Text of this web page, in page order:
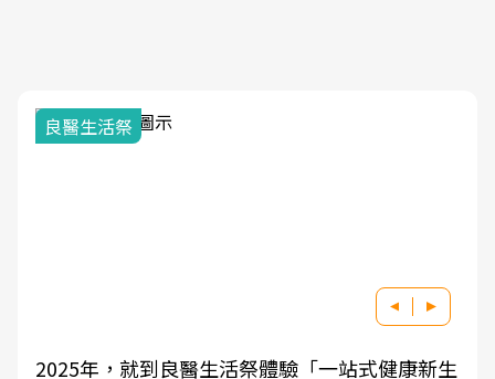
良醫生活祭
2025年，就到良醫生活祭體驗「一站式健康新生